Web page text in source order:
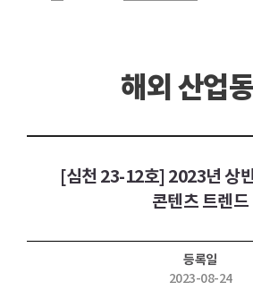
해외 산업
[심천 23-12호] 2023년 상
콘텐츠 트렌드
등록일
2023-08-24